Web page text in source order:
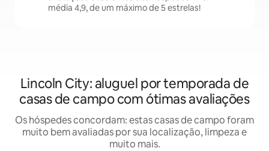
média 4,9, de um máximo de 5 estrelas!
Lincoln City: aluguel por temporada de
casas de campo com ótimas avaliações
Os hóspedes concordam: estas casas de campo foram
muito bem avaliadas por sua localização, limpeza e
muito mais.